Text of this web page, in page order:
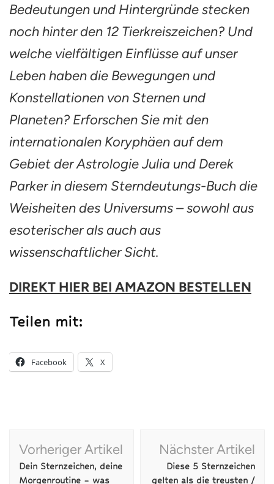
Bedeutungen und Hintergründe stecken
noch hinter den 12 Tierkreiszeichen? Und
welche vielfältigen Einflüsse auf unser
Leben haben die Bewegungen und
Konstellationen von Sternen und
Planeten? Erforschen Sie mit den
internationalen Koryphäen auf dem
Gebiet der Astrologie Julia und Derek
Parker in diesem Sterndeutungs-Buch die
Weisheiten des Universums – sowohl aus
esoterischer als auch aus
wissenschaftlicher Sicht.
DIREKT HIER BEI AMAZON BESTELLEN
Teilen mit:
Facebook X
Beitragsnavigation
Vorheriger Artikel
Dein Sternzeichen, deine
Morgenroutine – was
Nächster Artikel
Diese 5 Sternzeichen
gelten als die treusten /